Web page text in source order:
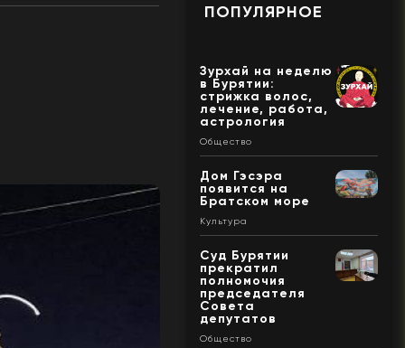
ПОПУЛЯРНОЕ
Зурхай на неделю
в Бурятии:
стрижка волос,
лечение, работа,
астрология
Общество
Дом Гэсэра
появится на
Братском море
Культура
Суд Бурятии
прекратил
полномочия
председателя
Совета
депутатов
Общество